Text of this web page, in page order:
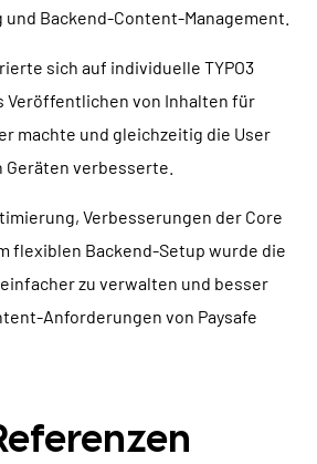
Backend-Content-Management.
sich auf individuelle TYPO3
Veröffentlichen von Inhalten für
machte und gleichzeitig die User
verbesserte.
Verbesserungen der Core
flexiblen Backend-Setup wurde die
zu verwalten und besser
Anforderungen von Paysafe